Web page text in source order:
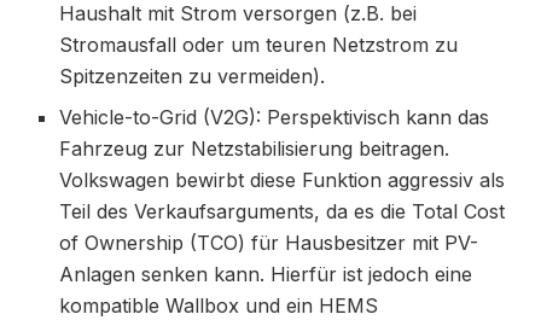
Haushalt mit Strom versorgen (z.B. bei
Stromausfall oder um teuren Netzstrom zu
Spitzenzeiten zu vermeiden).
Vehicle-to-Grid (V2G): Perspektivisch kann das
Fahrzeug zur Netzstabilisierung beitragen.
Volkswagen bewirbt diese Funktion aggressiv als
Teil des Verkaufsarguments, da es die Total Cost
of Ownership (TCO) für Hausbesitzer mit PV-
Anlagen senken kann. Hierfür ist jedoch eine
kompatible Wallbox und ein HEMS